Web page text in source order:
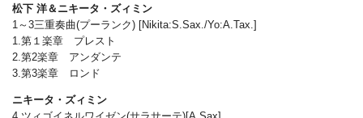
松下 洋＆ニキータ・ズィミン
1～3三重奏曲(プーランク) [Nikita:S.Sax./Yo:A.Tax.]
1.第１楽章 プレスト
2.第2楽章 アンダンテ
3.第3楽章 ロンド
ニキータ・ズィミン